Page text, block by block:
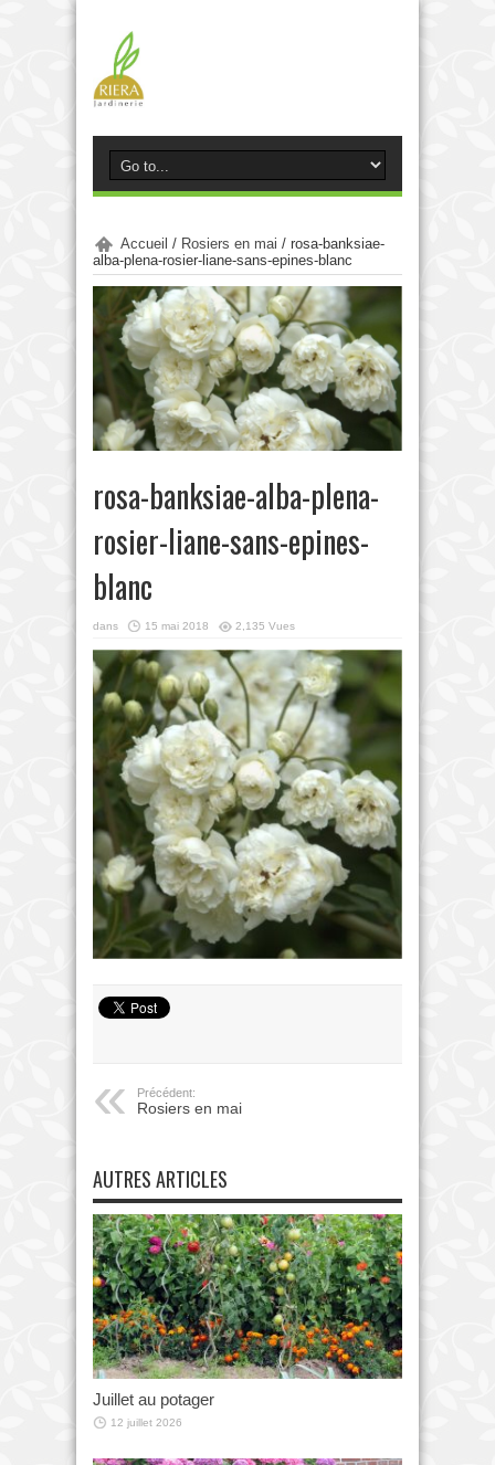
Accueil / Rosiers en mai / rosa-banksiae-
alba-plena-rosier-liane-sans-epines-blanc
rosa-banksiae-alba-plena-
rosier-liane-sans-epines-
blanc
dans 15 mai 2018 2,135 Vues
Précédent:
Rosiers en mai
AUTRES ARTICLES
Juillet au potager
12 juillet 2026